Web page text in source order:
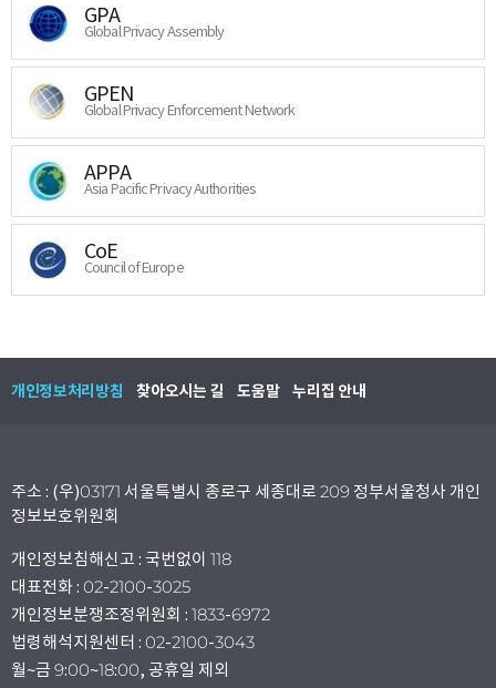
GPA
Global Privacy Assembly
GPEN
Global Privacy Enforcement Network
APPA
Asia Pacific Privacy Authorities
CoE
Council of Europe
개인정보처리방침 찾아오시는 길 도움말 누리집 안내
주소 : (우)03171 서울특별시 종로구 세종대로 209 정부서울청사 개인
정보보호위원회
개인정보침해신고 : 국번없이 118
대표전화 : 02-2100-3025
개인정보분쟁조정위원회 : 1833-6972
법령해석지원센터 : 02-2100-3043
월~금 9:00~18:00, 공휴일 제외